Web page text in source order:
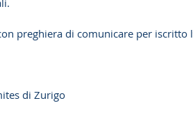
preghiera di comunicare per iscritto
di Zurigo